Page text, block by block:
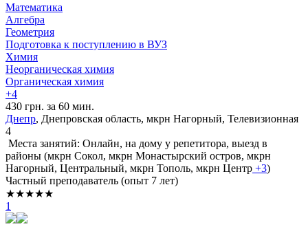
Математика
Алгебра
Геометрия
Подготовка к поступлению в ВУЗ
Химия
Неорганическая химия
Органическая химия
+4
430 грн. за 60 мин.
Днепр, Днепровская область, мкрн Нагорный, Телевизионная
4
Места занятий: Онлайн, на дому у репетитора, выезд в
районы (мкрн Сокол, мкрн Монастырский остров, мкрн
Нагорный, Центральный, мкрн Тополь, мкрн Центр +3)
Частный преподаватель (опыт 7 лет)
★★★★★
1